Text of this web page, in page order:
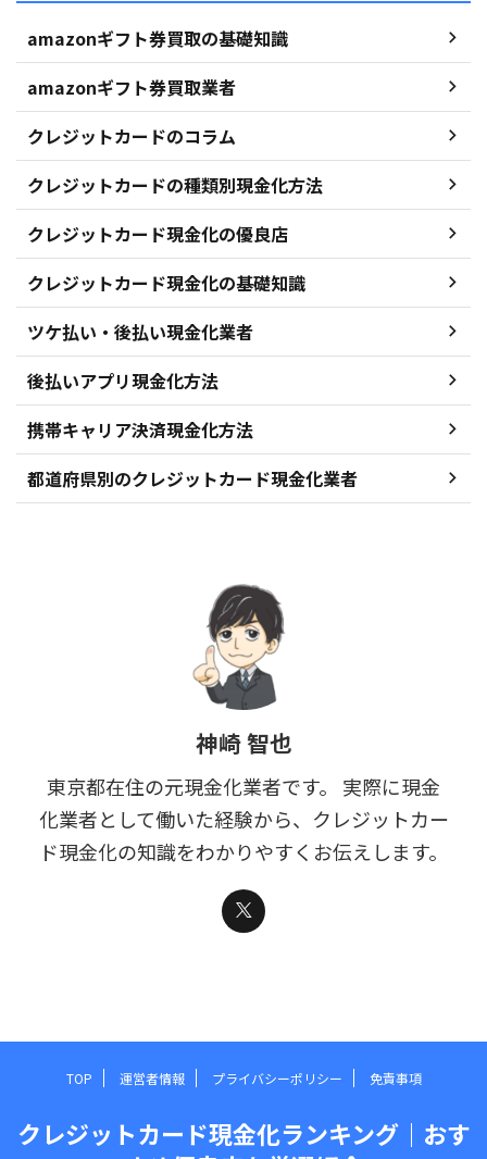
amazonギフト券買取の基礎知識
amazonギフト券買取業者
クレジットカードのコラム
クレジットカードの種類別現金化方法
クレジットカード現金化の優良店
クレジットカード現金化の基礎知識
ツケ払い・後払い現金化業者
後払いアプリ現金化方法
携帯キャリア決済現金化方法
都道府県別のクレジットカード現金化業者
神崎 智也
東京都在住の元現金化業者です。 実際に現金
化業者として働いた経験から、クレジットカー
ド現金化の知識をわかりやすくお伝えします。
TOP 運営者情報 プライバシーポリシー 免責事項
クレジットカード現金化ランキング｜おす